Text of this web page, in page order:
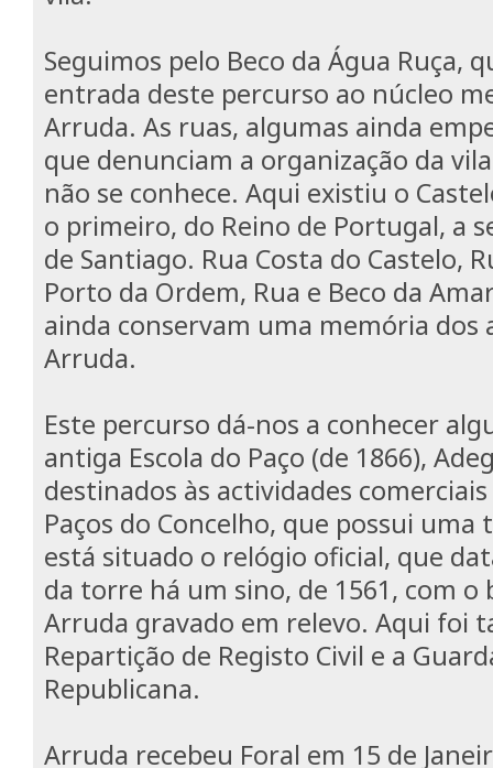
Seguimos pelo Beco da Água Ruça,
entrada deste percurso ao núcleo
Arruda. As ruas, algumas ainda
que denunciam a organização da
não se conhece. Aqui existiu o
o primeiro, do Reino de Portugal, a
de Santiago. Rua Costa do Castelo,
Porto da Ordem, Rua e Beco da
ainda conservam uma memória dos
Arruda.
Este percurso dá-nos a conhecer
antiga Escola do Paço (de 1866),
destinados às actividades
Paços do Concelho, que possui
está situado o relógio oficial, que
da torre há um sino, de 1561, com o
Arruda gravado em relevo. Aqui foi
Repartição de Registo Civil e a
Republicana.
Arruda recebeu Foral em 15 de